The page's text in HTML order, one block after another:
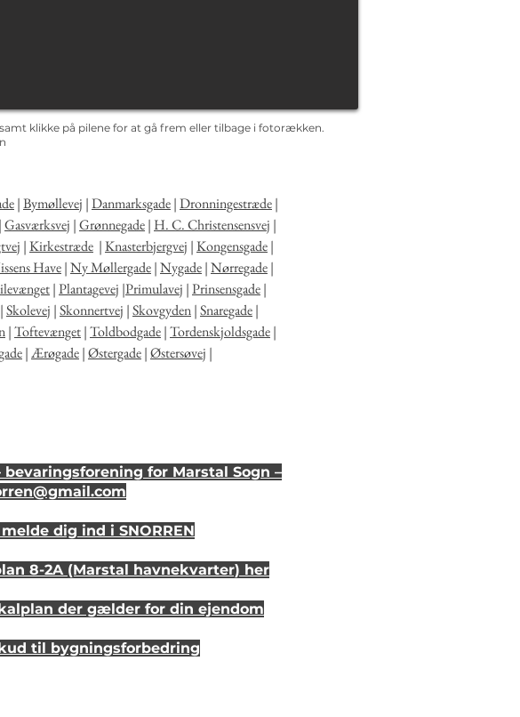
klikke på pilene for at gå frem eller tilbage i fotorækken.
|Bymøllevej |Danmarksgade|Dronningestræde|
|Gasværksvej |Grønnegade| H. C. Christensensvej |
|Kirkestræde |Knasterbjergvej |Kongensgade|
Have|Ny Møllergade|Nygade|Nørregade|
|Plantagevej |Primulavej |Prinsensgade|
|Skolevej |Skonnertvej |Skovgyden|Snaregade|
|Toftevænget|Toldbodgade|Tordenskjoldsgade|
|Ærøgade|Østergade|Østersøvej |
bevaringsforening for Marstal Sogn –
@gmail.com
dig ind i SNORREN
8-2A (Marstal havnekvarter) her
der gælder for din ejendom
til bygningsforbedring